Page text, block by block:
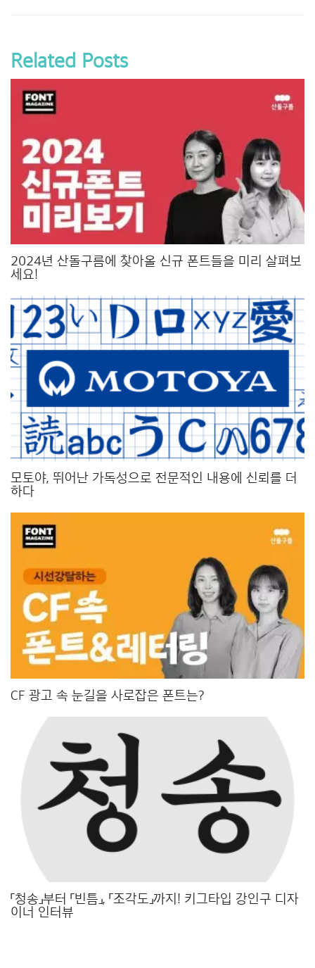
Related Posts
2024년 산돌구름에 찾아올 신규 폰트들을 미리 살펴보
세요!
모토야, 뛰어난 가독성으로 전문적인 내용에 신뢰를 더
하다
CF 광고 속 눈길을 사로잡은 폰트는?
「청송」부터 「빈틈」, 「조각도」까지! 키그타입 강인구 디자
이너 인터뷰